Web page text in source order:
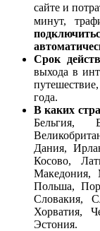
сайте и
минут,
Срок
выхода в
года.
В каких
Бельгия,
Дания,
Косово,
Македония,
Польша,
Словакия,
Хорватия,
Эстония.